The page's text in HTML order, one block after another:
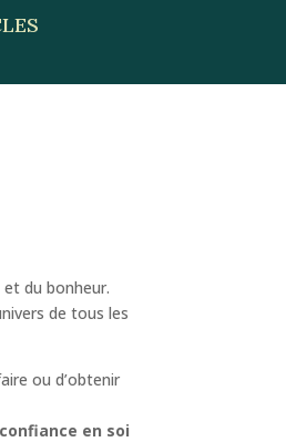
du bonheur.
de tous les
ou d’obtenir
en soi